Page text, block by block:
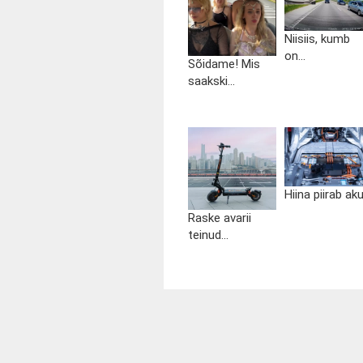
Sõidame! Mis
saakski...
Niisiis, kumb
on...
Raske avarii
teinud...
Hiina piirab